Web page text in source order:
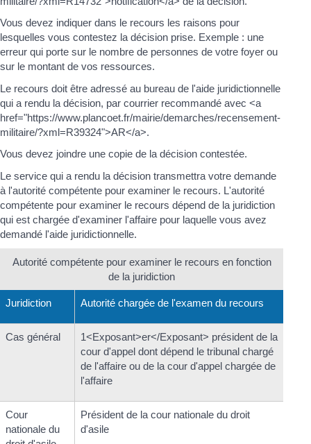
Vous devez indiquer dans le recours les raisons pour
lesquelles vous contestez la décision prise. Exemple : une
erreur qui porte sur le nombre de personnes de votre foyer ou
sur le montant de vos ressources.
Le recours doit être adressé au bureau de l'aide juridictionnelle
qui a rendu la décision, par courrier recommandé avec <a
href="https://www.plancoet.fr/mairie/demarches/recensement-
militaire/?xml=R39324">AR</a>.
Vous devez joindre une copie de la décision contestée.
Le service qui a rendu la décision transmettra votre demande
à l'autorité compétente pour examiner le recours. L'autorité
compétente pour examiner le recours dépend de la juridiction
qui est chargée d'examiner l'affaire pour laquelle vous avez
demandé l'aide juridictionnelle.
Autorité compétente pour examiner le recours en fonction
de la juridiction
Juridiction Autorité chargée de l'examen du recours
Cas général
1<Exposant>er</Exposant> président de la
cour d'appel dont dépend le tribunal chargé
de l'affaire ou de la cour d'appel chargée de
l'affaire
Cour
nationale du
Président de la cour nationale du droit
d'asile